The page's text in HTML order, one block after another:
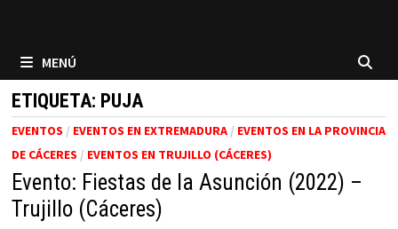
MENÚ
ETIQUETA: PUJA
EVENTOS / EVENTOS EN EXTREMADURA/ EVENTOS EN LA PROVINCIA
DE CÁCERES / EVENTOS EN TRUJILLO (CÁCERES)
Evento: Fiestas de la Asunción (2022) –
Trujillo (Cáceres)